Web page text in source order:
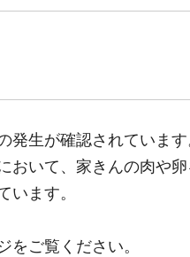
発生が確認されています
おいて、家きんの肉や
います。
をご覧ください。